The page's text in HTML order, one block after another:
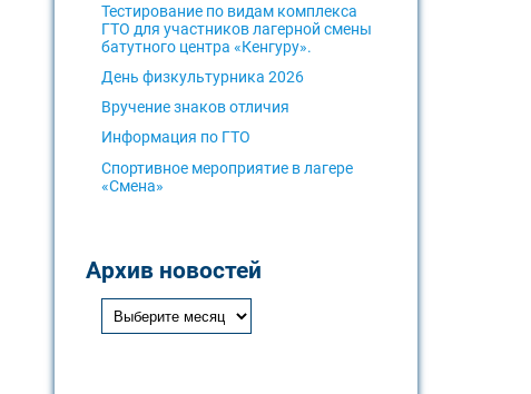
Тестирование по видам комплекса
ГТО для участников лагерной смены
батутного центра «Кенгуру».
День физкультурника 2026
Вручение знаков отличия
Информация по ГТО
Спортивное мероприятие в лагере
«Смена»
Архив новостей